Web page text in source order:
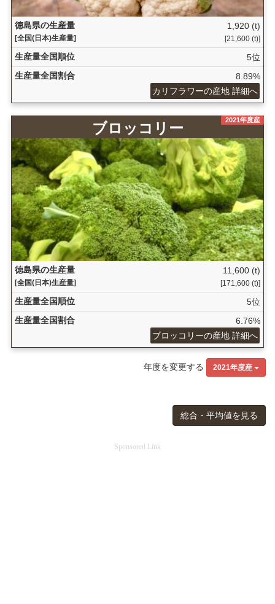
徳島県の生産量
[全国(日本)生産量]
1,920 (t)
[21,600 (t)]
生産量全国順位
5位
生産量全国割合
8.89%
カリフラワーの産地 詳細へ
2021年度産
ブロッコリー
徳島県の生産量
[全国(日本)生産量]
11,600 (t)
[171,600 (t)]
生産量全国順位
5位
生産量全国割合
6.76%
ブロッコリーの産地 詳細へ
年度を変更する 2021年度産
総合・平均値を見る
Sponsored Link